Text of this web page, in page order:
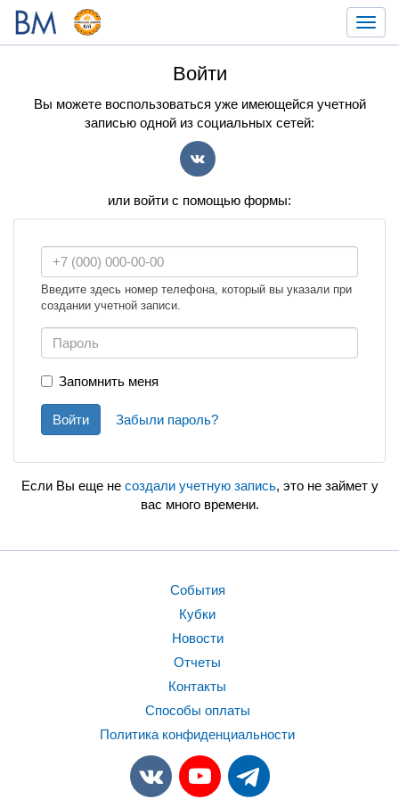
Войти
Вы можете воспользоваться уже имеющейся учетной
записью одной из социальных сетей:
или войти с помощью формы:
Введите здесь номер телефона, который вы указали при
создании учетной записи.
Запомнить меня
Войти Забыли пароль?
Если Вы еще не создали учетную запись, это не займет у
вас много времени.
События
Кубки
Новости
Отчеты
Контакты
Способы оплаты
Политика конфиденциальности